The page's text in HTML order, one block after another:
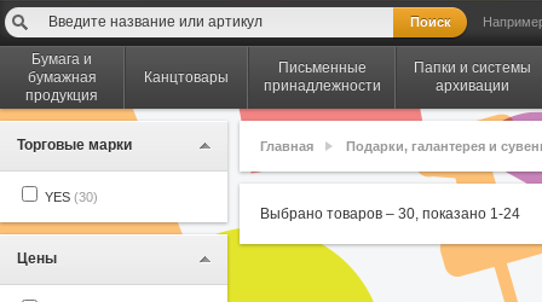
Бумага и
бумажная
продукция
Канцтовары
Письменные
принадлежности
Папки и системы
архивации
Торговые марки
YES (30)
Цены
Главная Подарки, галантерея и
Выбрано товаров – 30, показано 1-24